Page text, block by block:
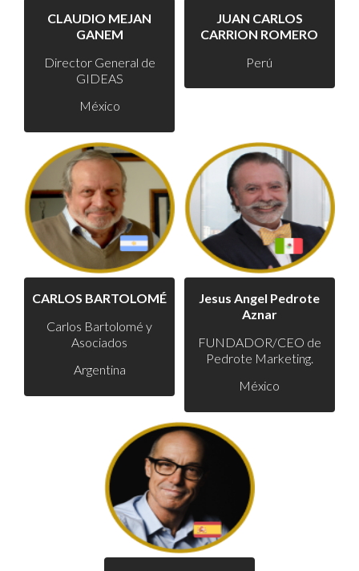
CLAUDIO MEJAN
GANEM
Director General de
GIDEAS
México
JUAN CARLOS
CARRION ROMERO
Perú
CARLOS BARTOLOMÉ
Carlos Bartolomé y
Asociados
Argentina
Jesus Angel Pedrote
Aznar
FUNDADOR/CEO de
Pedrote Marketing.
México